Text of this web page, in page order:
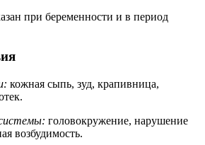
при беременности и в период
кожная сыпь, зуд, крапивница,
головокружение, нарушение
возбудимость.